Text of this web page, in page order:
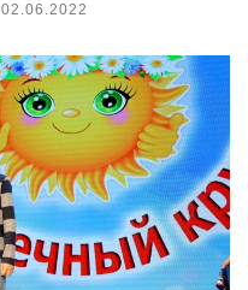
02.06.2022